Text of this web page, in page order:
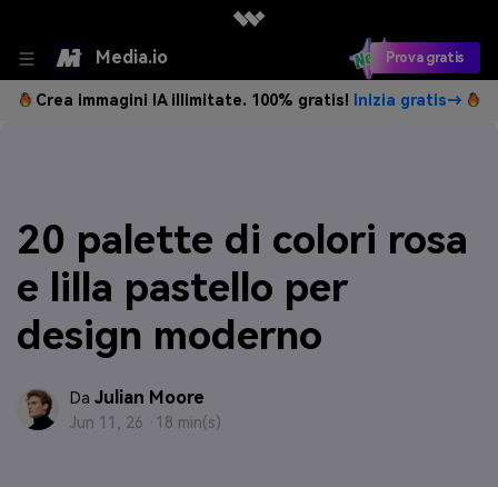
Media.io Prova gratis
Crea immagini IA illimitate. 100% gratis! Inizia gratis→
20 palette di colori rosa
e lilla pastello per
design moderno
Da Julian Moore
Jun 11, 26 · 18 min(s)